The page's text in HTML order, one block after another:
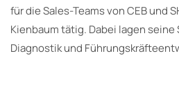
für die Sales-Teams von CEB und
Kienbaum tätig. Dabei lagen
Diagnostik und